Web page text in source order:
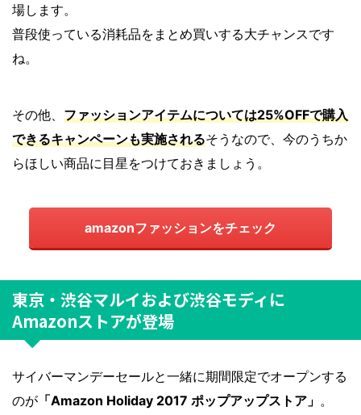
場します。
普段使っている消耗品をまとめ買いする大チャンスです
ね。
その他、 ファッションアイテムについては25%OFFで購入
できるキャンペーンも実施されるそうなので、今のうちか
らほしい商品に目星をつけておきましょう。
amazonファッションをチェック
東京・渋谷マルイおよび渋谷モディに
Amazonストアが登場
サイバーマンデーセールと一緒に期間限定でオープンする
のが 「Amazon Holiday 2017 ポップアップストア」 。